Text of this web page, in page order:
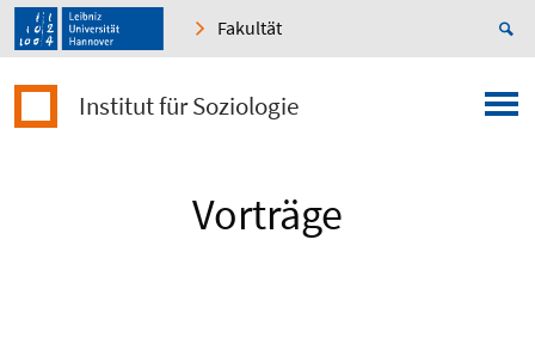
Fakultät
Institut für Soziologie
Vorträge